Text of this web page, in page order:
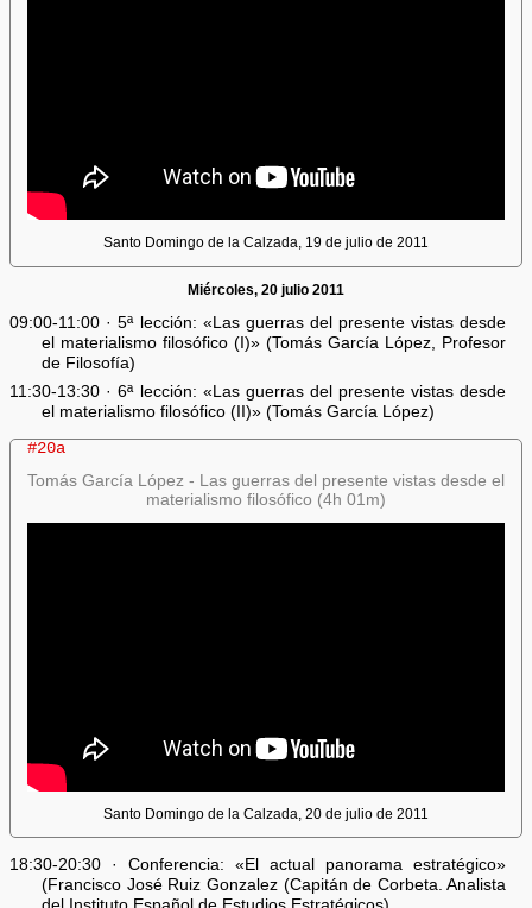
Santo Domingo de la Calzada, 19 de julio de 2011
Miércoles, 20 julio 2011
09:00-11:00 · 5ª lección: «Las guerras del presente vistas desde
el materialismo filosófico (I)» (Tomás García López, Profesor
de Filosofía)
11:30-13:30 · 6ª lección: «Las guerras del presente vistas desde
el materialismo filosófico (II)» (Tomás García López)
#20a
Tomás García López - Las guerras del presente vistas desde el
materialismo filosófico (4h 01m)
Santo Domingo de la Calzada, 20 de julio de 2011
18:30-20:30 · Conferencia: «El actual panorama estratégico»
(Francisco José Ruiz Gonzalez (Capitán de Corbeta. Analista